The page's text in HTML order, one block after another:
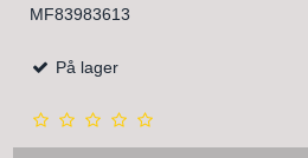
MF83983613
På lager